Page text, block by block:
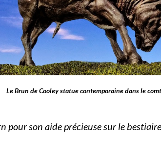
Le Brun de Cooley statue contemporaine dans le
son aide précieuse sur le